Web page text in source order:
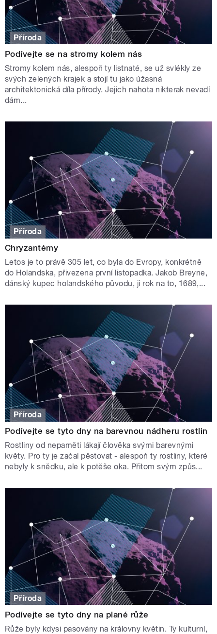
Příroda
Podívejte se na stromy kolem nás
Stromy kolem nás, alespoň ty listnaté, se už svlékly ze
svých zelených krajek a stojí tu jako úžasná
architektonická díla přírody. Jejich nahota nikterak nevadí
dám...
Příroda
Chryzantémy
Letos je to právě 305 let, co byla do Evropy, konkrétně
do Holandska, přivezena první listopadka. Jakob Breyne,
dánský kupec holandského původu, ji rok na to, 1689,...
Příroda
Podívejte se tyto dny na barevnou nádheru rostlin
Rostliny od nepaměti lákají člověka svými barevnými
květy. Pro ty je začal pěstovat - alespoň ty rostliny, které
nebyly k snědku, ale k potěše oka. Přitom svým způs...
Příroda
Podívejte se tyto dny na plané růže
Růže byly kdysi pasovány na královny květin. Ty kulturní,